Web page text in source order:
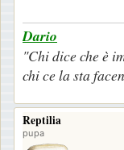
Dario
"Chi dice che è
chi ce la sta
Reptilia
pupa